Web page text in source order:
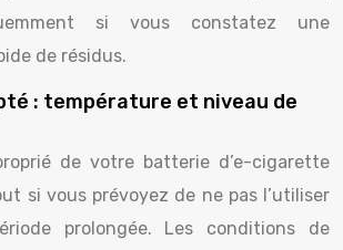
si vous constatez une
de résidus.
: température et niveau de
de votre batterie d’e-cigarette
si vous prévoyez de ne pas l’utiliser
prolongée. Les conditions de